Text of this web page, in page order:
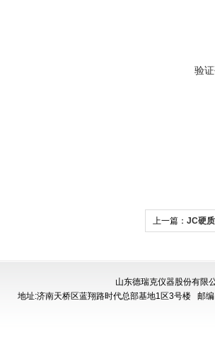
验证
上一篇： JC硬
山东德瑞克仪器股份有限
地址:济南天桥区蓝翔路时代总部基地1区3号楼 邮